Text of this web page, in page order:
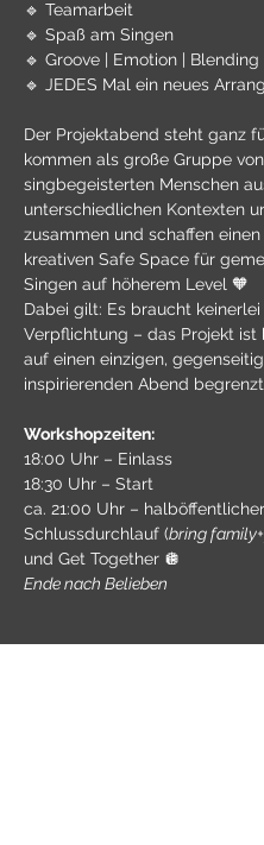
🔹 Teamarbeit
🔹 Spaß am Singen
🔹 Groove | Emotion | Blending
🔹 JEDES Mal ein neues
Der Projektabend steht ganz
kommen als große Gruppe von
singbegeisterten Menschen
unterschiedlichen Kontexten
zusammen und schaffen einen
kreativen Safe Space für
Singen auf höherem Level 🧡
Dabei gilt: Es braucht keinerlei
Verpflichtung – das Projekt ist
auf einen einzigen, gegenseitig
inspirierenden Abend
Workshopzeiten:
18:00 Uhr – Einlass
18:30 Uhr – Start
ca. 21:00 Uhr – halböffentlicher
Schlussdurchlauf (bring
und Get Together 🪩
Ende nach Belieben